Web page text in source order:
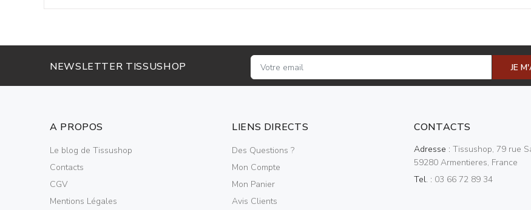
NEWSLETTER TISSUSHOP JE
A PROPOS
Le blog de Tissushop
Contacts
CGV
Mentions Légales
LIENS DIRECTS
Des Questions ?
Mon Compte
Mon Panier
Avis Clients
CONTACTS
Adresse : Tissushop, 79 rue
59280 Armentieres, France
Tel. : 03 66 72 89 34